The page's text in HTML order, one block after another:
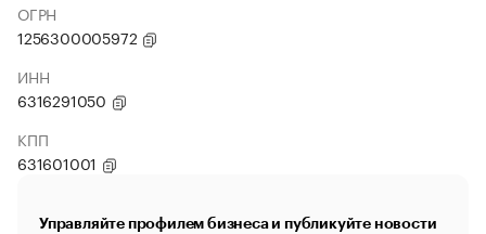
ОГРН
1256300005972
ИНН
6316291050
КПП
631601001
Управляйте профилем бизнеса и публикуйте новости